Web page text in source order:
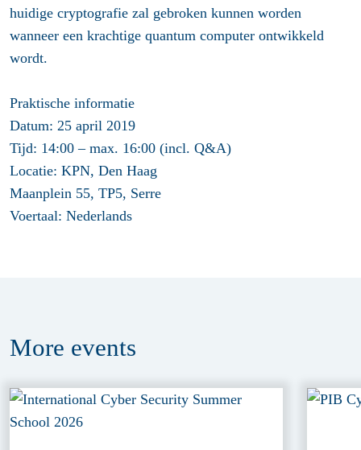
huidige cryptografie zal gebroken kunnen worden
wanneer een krachtige quantum computer ontwikkeld
wordt.
Praktische informatie
Datum: 25 april 2019
Tijd: 14:00 – max. 16:00 (incl. Q&A)
Locatie: KPN, Den Haag
Maanplein 55, TP5, Serre
Voertaal: Nederlands
More events